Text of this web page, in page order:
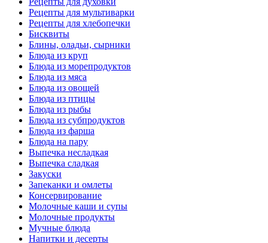
Рецепты для мультиварки
Рецепты для хлебопечки
Бисквиты
Блины, оладьи, сырники
Блюда из круп
Блюда из морепродуктов
Блюда из мяса
Блюда из овощей
Блюда из птицы
Блюда из рыбы
Блюда из субпродуктов
Блюда из фарша
Блюда на пару
Выпечка несладкая
Выпечка сладкая
Закуски
Запеканки и омлеты
Консервирование
Молочные каши и супы
Молочные продукты
Мучные блюда
Напитки и десерты